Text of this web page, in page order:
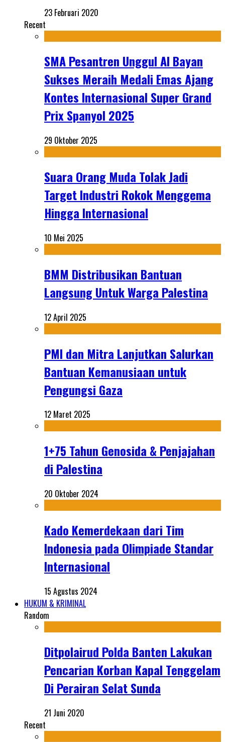
23 Februari 2020
Recent
SMA Pesantren Unggul Al Bayan
Sukses Meraih Medali Emas Ajang
Kontes Internasional Super Grand
Prix Spanyol 2025
29 Oktober 2025
Suara Orang Muda Tolak Jadi
Target Industri Rokok Menggema
Hingga Internasional
10 Mei 2025
BMM Distribusikan Bantuan
Langsung Untuk Warga Palestina
12 April 2025
PMI dan Mitra Lanjutkan Salurkan
Bantuan Kemanusiaan untuk
Pengungsi Gaza
12 Maret 2025
1+75 Tahun Genosida & Penjajahan
di Palestina
20 Oktober 2024
Kado Kemerdekaan dari Tim
Indonesia pada Olimpiade Standar
Internasional
15 Agustus 2024
HUKUM & KRIMINAL
Random
Ditpolairud Polda Banten Lakukan
Pencarian Korban Kapal Tenggelam
Di Perairan Selat Sunda
21 Juni 2020
Recent